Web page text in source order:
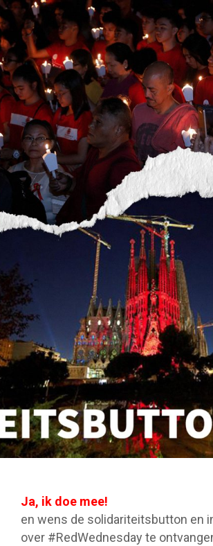
Ja, ik doe mee!
en wens de solidariteitsbutton en
over #RedWednesday te